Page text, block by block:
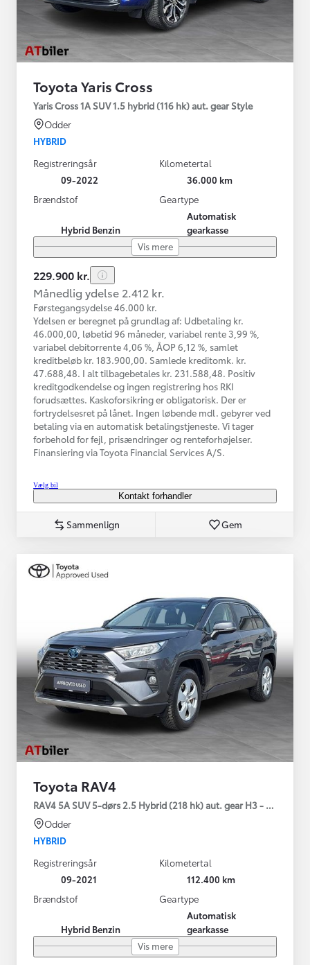
Toyota Yaris Cross
Yaris Cross 1A SUV 1.5 hybrid (116 hk) aut. gear Style
Odder
HYBRID
Registreringsår
09-2022
Kilometertal
36.000 km
Brændstof
Hybrid Benzin
Geartype
Automatisk
gearkasse
Vis mere
229.900 kr.
Månedlig ydelse 2.412 kr.
Førstegangsydelse 46.000 kr.
Ydelsen er beregnet på grundlag af: Udbetaling kr.
46.000,00, løbetid 96 måneder, variabel rente 3,99 %,
variabel debitorrente 4,06 %, ÅOP 6,12 %, samlet
kreditbeløb kr. 183.900,00. Samlede kreditomk. kr.
47.688,48. I alt tilbagebetales kr. 231.588,48. Positiv
kreditgodkendelse og ingen registrering hos RKI
forudsættes. Kaskoforsikring er obligatorisk. Der er
fortrydelsesret på lånet. Ingen løbende mdl. gebyrer ved
betaling via en automatisk betalingstjeneste. Vi tager
forbehold for fejl, prisændringer og renteforhøjelser.
Finansiering via Toyota Financial Services A/S.
Vælg bil
Kontakt forhandler
Sammenlign Gem
Toyota RAV4
RAV4 5A SUV 5-dørs 2.5 Hybrid (218 hk) aut. gear H3 - Comfort
Odder
HYBRID
Registreringsår
09-2021
Kilometertal
112.400 km
Brændstof
Hybrid Benzin
Geartype
Automatisk
gearkasse
Vis mere